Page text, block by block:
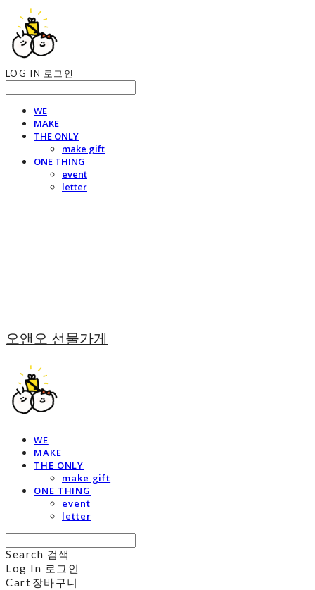
LOG IN 로그인
WE
MAKE
THE ONLY
make gift
ONE THING
event
letter
오앤오 선물가게
WE
MAKE
THE ONLY
make gift
ONE THING
event
letter
Search 검색
Log In 로그인
Cart 장바구니